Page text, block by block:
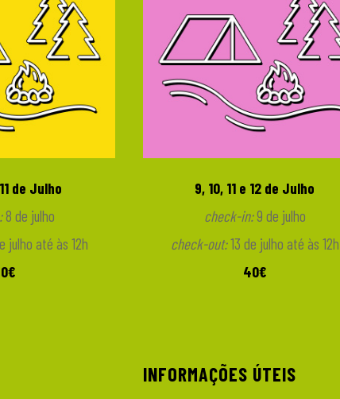
de Julho
8 de julho
julho até às 12h
9, 10, 11 e 12 de Julho
check-in:9 de julho
check-out:13 de julho até às 12h
40€
INFORMAÇÕES ÚTEIS